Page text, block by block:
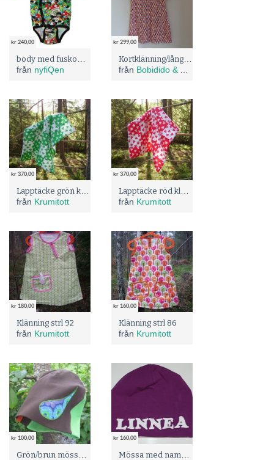
kr 240,00
från nyfiQen
kr 299,00
från Bobidido & Asb Design
kr 370,00
från Krumitott
kr 370,00
från Krumitott
kr 180,00
Klänning strl 92
från Krumitott
kr 160,00
Klänning strl 86
från Krumitott
kr 100,00 kr 160,00